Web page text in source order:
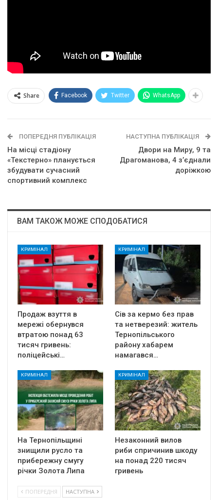
Share Facebook Twitter WhatsApp
ПОПЕРЕДНЯ ПУБЛІКАЦІЯ
На місці стадіону
«Текстерно» планується
збудувати сучасний
спортивний комплекс
НАСТУПНА ПУБЛІКАЦІЯ
Двори на Миру, 9 та
Драгоманова, 4 з’єднали
доріжкою
ВАМ ТАКОЖ МОЖЕ СПОДОБАТИСЯ
КРИМІНАЛ
Продаж взуття в
мережі обернувся
втратою понад 63
тисяч гривень:
поліцейські…
КРИМІНАЛ
Сів за кермо без прав
та нетверезий: житель
Тернопільського
району хабарем
намагався…
КРИМІНАЛ
На Тернопільщині
знищили русло та
прибережну смугу
річки Золота Липа
КРИМІНАЛ
Незаконний вилов
риби спричинив шкоду
на понад 220 тисяч
гривень
ПОПЕРЕДНЯ НАСТУПНА